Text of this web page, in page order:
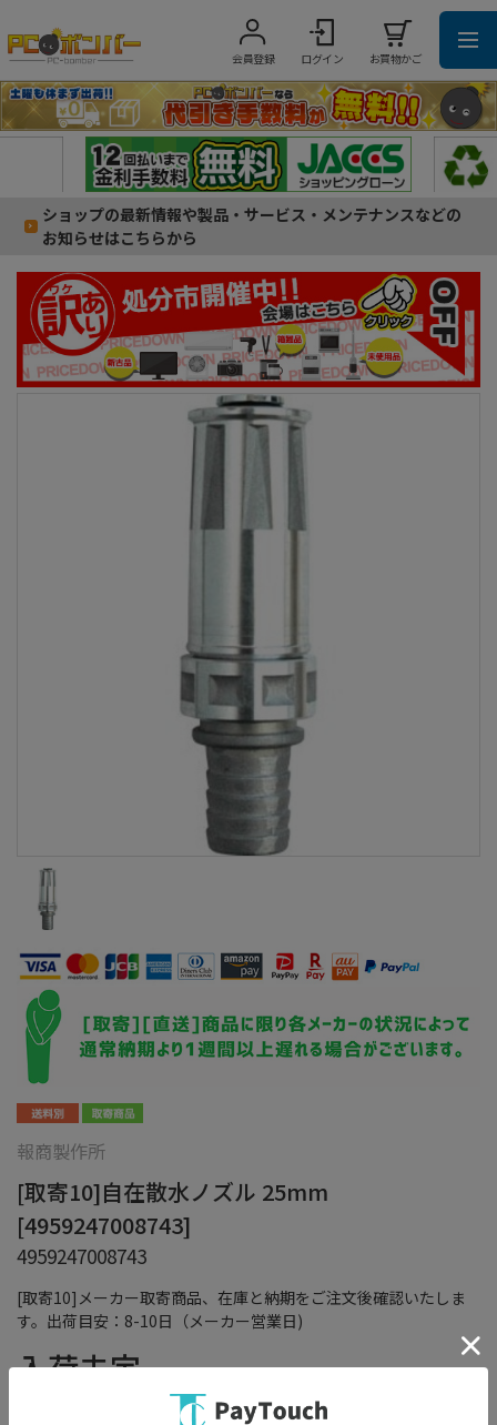
会員登録 ログイン お買物かご
ショップの最新情報や製品・サービス・メンテナンスなどの
お知らせはこちらから
[取寄10]メーカー取寄商品、在庫と納期をご注文後確認いたしま
す。出荷目安：8-10日（メーカー営業日)
報商製作所
[取寄10]自在散水ノズル 25mm
[4959247008743]
4959247008743
入荷未定